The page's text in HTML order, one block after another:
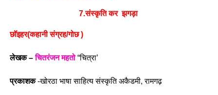
7.संस्कृति कर झगड़ा
छॉइहर(कहानी संग्रह/गोछ )
लेखक – चितरंजन महतो “चित्रा’
प्रकाशक -खोरठा भाषा साहित्य संस्कृति अकैडमी, रामगढ़